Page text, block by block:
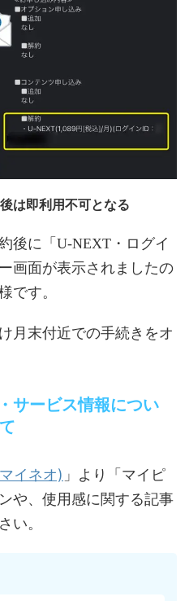
は即利用不可となる
後に「U-NEXT・ログイ
画面が表示されましたの
です。
月末付近での手続きをオ
サービス情報につい
て
イネオ) 」より「マイピ
や、使用感に関する記事
い。